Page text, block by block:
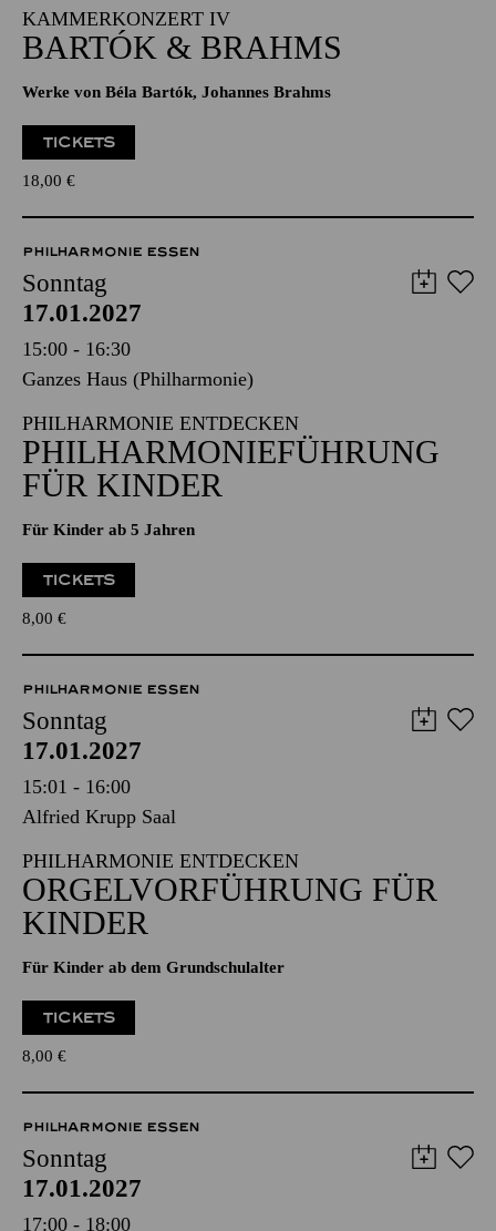
11:00 - 13:00
NATIONAL-BANK Pavillon
KAMMERKONZERT IV
Werke von Béla Bartók, Johannes Brahms
18,00€
PHILHARMONIE ESSEN
Sonntag
17.01.2027
15:00 - 16:30
Ganzes Haus (Philharmonie)
PHILHARMONIE ENTDECKEN
PHILHARMONIE­FÜHRUNG
Für Kinder ab 5 Jahren
8,00 €
PHILHARMONIE ESSEN
Sonntag
17.01.2027
15:01 - 16:00
Alfried Krupp Saal
PHILHARMONIE ENTDECKEN
ORGEL­VORFÜHRUNG FÜR
Für Kinder ab dem Grundschulalter
8,00 €
PHILHARMONIE ESSEN